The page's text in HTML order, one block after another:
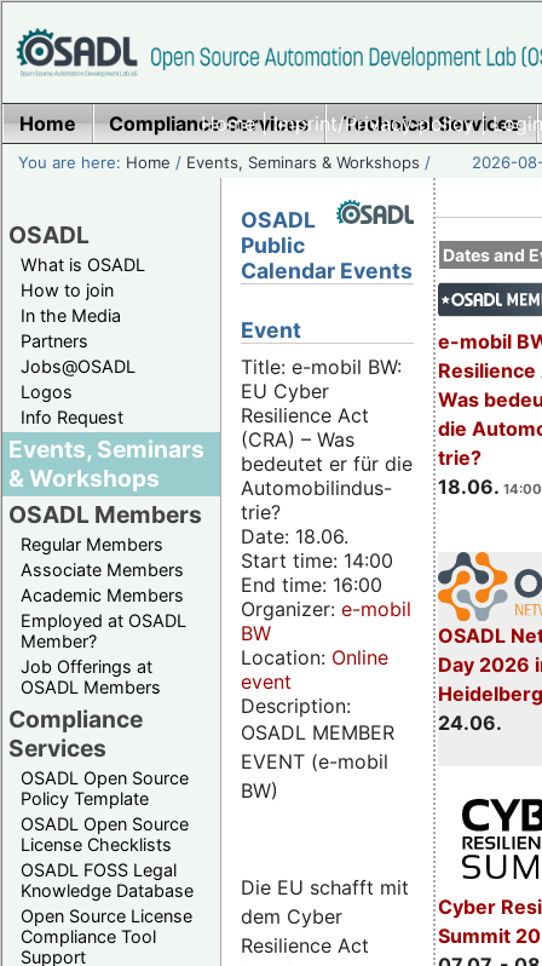
Home|Imprint/Privacy policy|
Home Compliance Services Technical Services
You are here: Home / Events, Seminars & Workshops / 2026-
OSADL
What is OSADL
How to join
In the Media
Partners
Jobs@OSADL
Logos
Info Request
Events, Seminars
& Workshops
OSADL Members
Regular Members
Associate Members
Academic Members
Employed at OSADL
Member?
Job Offerings at
OSADL Members
Compliance
Services
OSADL Open Source
Policy Template
OSADL Open Source
License Checklists
OSADL FOSS Legal
Knowledge Database
Open Source License
Compliance Tool
Support
Dates and
e-mobil
Resilience
Was
die
trie?
18.06.
OSADL
Day 2026
24.06.
Cyber
Summit
OSADL
Public
Calendar Events
Event
Title: e-mobil BW:
EU Cyber
Resilience Act
(CRA) – Was
bedeutet er für die
Automobilindus-
trie?
Date: 18.06.
Start time: 14:00
End time: 16:00
Organizer: e-mobil
BW
Location: Online
event
Description:
OSADL MEMBER
EVENT (e-mobil
BW)
Die EU schafft mit
dem Cyber
Resilience Act